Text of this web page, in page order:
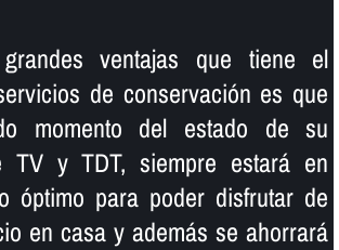
ventajas que tiene el
de conservación es que
momento del estado de su
TV y TDT, siempre estará en
óptimo para poder disfrutar de
en casa y además se ahorrará